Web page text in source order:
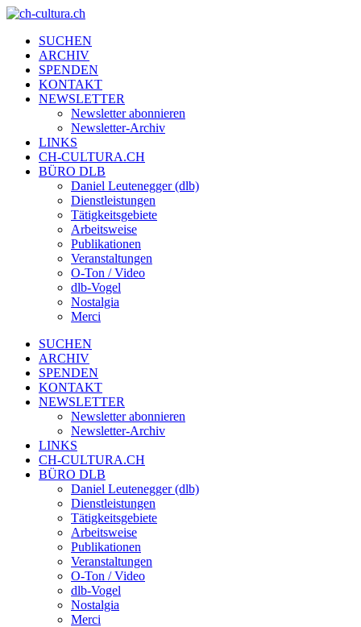
SUCHEN
ARCHIV
SPENDEN
KONTAKT
NEWSLETTER
Newsletter abonnieren
Newsletter-Archiv
LINKS
CH-CULTURA.CH
BÜRO DLB
Daniel Leutenegger (dlb)
Dienstleistungen
Tätigkeitsgebiete
Arbeitsweise
Publikationen
Veranstaltungen
O-Ton / Video
dlb-Vogel
Nostalgia
Merci
SUCHEN
ARCHIV
SPENDEN
KONTAKT
NEWSLETTER
Newsletter abonnieren
Newsletter-Archiv
LINKS
CH-CULTURA.CH
BÜRO DLB
Daniel Leutenegger (dlb)
Dienstleistungen
Tätigkeitsgebiete
Arbeitsweise
Publikationen
Veranstaltungen
O-Ton / Video
dlb-Vogel
Nostalgia
Merci